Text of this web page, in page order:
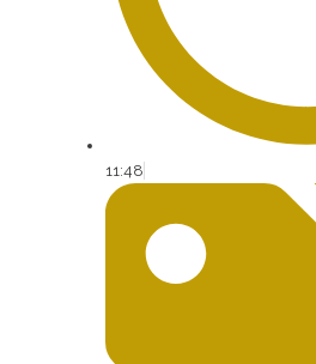
11:48